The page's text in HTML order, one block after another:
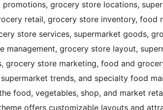
promotions, grocery store locations,
retail, grocery store inventory, food
store services, supermarket goods,
management, grocery store layout,
grocery store marketing, food and
trends, and specialty food
food, vegetables, shop, and market
offers customizable layouts and